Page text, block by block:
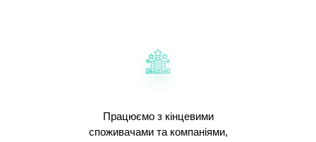
Працюємо з кінцевими
споживачами та компаніями,